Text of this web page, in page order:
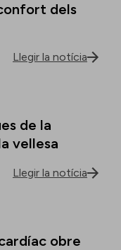
dels
Llegir la notícia
de la
vellesa
Llegir la notícia
obre